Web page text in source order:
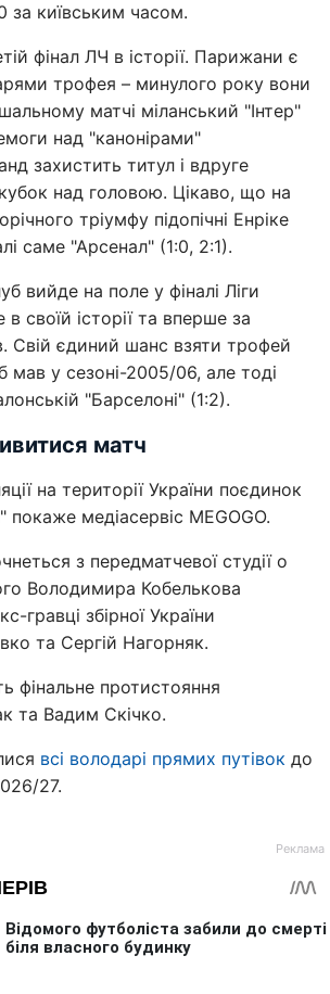
за київським часом.
фінал ЛЧ в історії. Парижани є
трофея – минулого року вони
матчі міланський "Інтер"
над "канонірами"
захистить титул і вдруге
кубок над головою. Цікаво, що на
тріумфу підопічні Енріке
саме "Арсенал" (1:0, 2:1).
вийде на поле у фіналі Ліги
в своїй історії та вперше за
Свій єдиний шанс взяти трофей
мав у сезоні-2005/06, але тоді
"Барселоні" (1:2).
матч
на території України поєдинок
медіасервіс MEGOGO.
з передматчевої студії о
Володимира Кобелькова
гравці збірної України
та Сергій Нагорняк.
фінальне протистояння
та Вадим Скічко.
всі володарі прямих путівок до
27.